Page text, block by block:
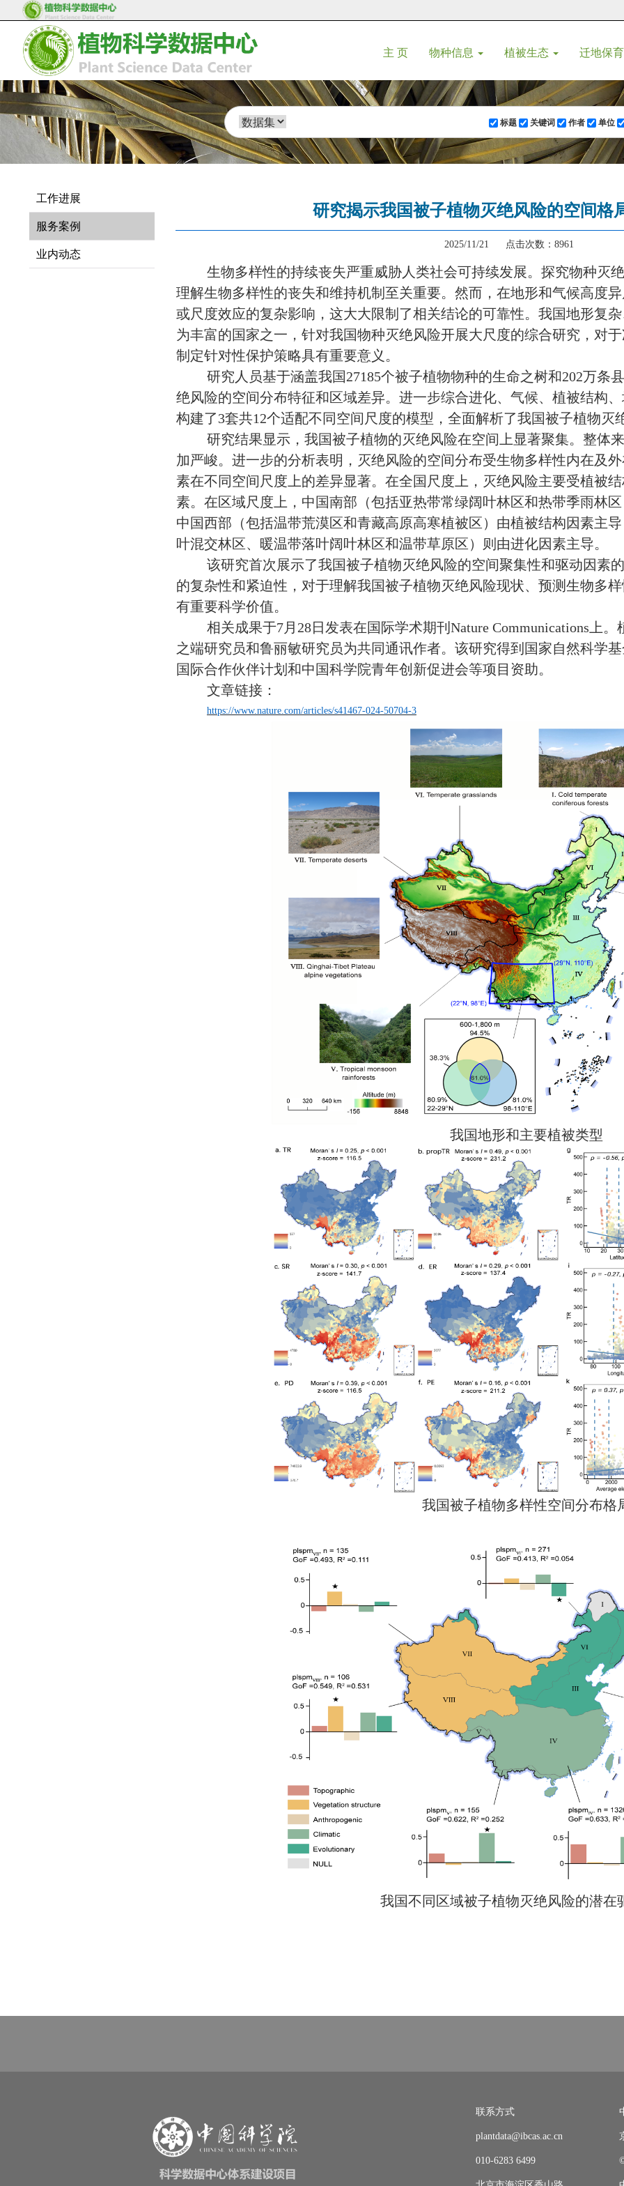
主 页(current)物种信息 植被生态 迁地保
标题 关键词 作者 单位
工作进展
服务案例
业内动态
研究揭示我国被子植物灭绝风险的空间格
2025/11/21 点击次数：8961
生物多样性的持续丧失严重威胁人类社会可持续发展。探究物种灭
理解生物多样性的丧失和维持机制至关重要。然而，在地形和气候高度
或尺度效应的复杂影响，这大大限制了相关结论的可靠性。我国地形复
为丰富的国家之一，针对我国物种灭绝风险开展大尺度的综合研究，对
制定针对性保护策略具有重要意义。
研究人员基于涵盖我国27185个被子植物物种的生命之树和202万条
绝风险的空间分布特征和区域差异。进一步综合进化、气候、植被结构
构建了3套共12个适配不同空间尺度的模型，全面解析了我国被子植物灭
研究结果显示，我国被子植物的灭绝风险在空间上显著聚集。整体
加严峻。进一步的分析表明，灭绝风险的空间分布受生物多样性内在及
素在不同空间尺度上的差异显著。在全国尺度上，灭绝风险主要受植被
素。在区域尺度上，中国南部（包括亚热带常绿阔叶林区和热带季雨林
中国西部（包括温带荒漠区和青藏高原高寒植被区）由植被结构因素主
叶混交林区、暖温带落叶阔叶林区和温带草原区）则由进化因素主导。
该研究首次展示了我国被子植物灭绝风险的空间聚集性和驱动因素
的复杂性和紧迫性，对于理解我国被子植物灭绝风险现状、预测生物多
有重要科学价值。
相关成果于7月28日发表在国际学术期刊Nature Communications上
之端研究员和鲁丽敏研究员为共同通讯作者。该研究得到国家自然科学
国际合作伙伴计划和中国科学院青年创新促进会等项目资助。
文章链接：
https://www.nature.com/articles/s41467-024-50704-3
我国地形和主要植被类型
我国被子植物多样性空间分布格
我国不同区域被子植物灭绝风险的潜在
联系方式
plantdata@ibcas.ac.cn
010-6283 6499